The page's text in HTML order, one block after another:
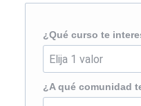
¿Qué curso te
¿A qué comunidad